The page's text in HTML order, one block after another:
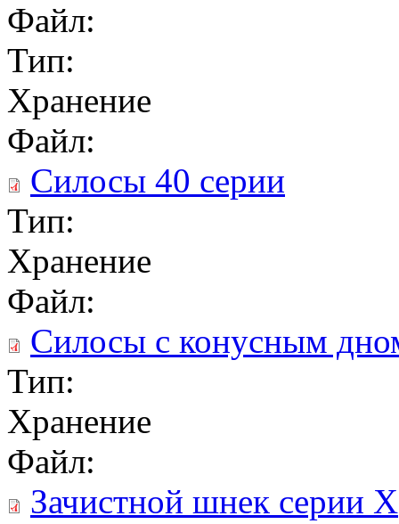
Файл:
Тип:
Хранение
Файл:
Силосы 40 серии
Тип:
Хранение
Файл:
Силосы с конусным
Тип:
Хранение
Файл:
Зачистной шнек серии Х